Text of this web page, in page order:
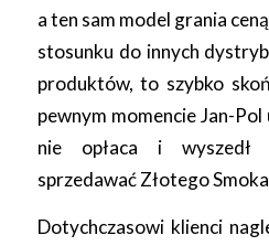
a ten sam model grania
stosunku do innych
produktów, to szybko
pewnym momencie Jan-Pol
nie opłaca i wyszedł
sprzedawać Złotego
Dotychczasowi klienci